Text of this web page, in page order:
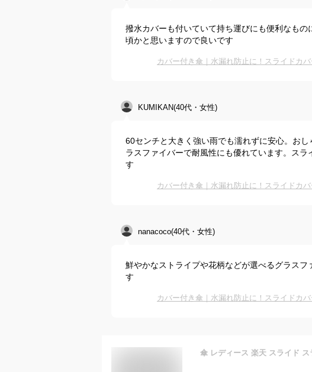
撥水カバーも付いていて持ち運びにも便利なも
頃かと思いますので良いです
カバー付き傘｜水漏れ防止に！スライドカ
KUMIKAN(40代・女性)
60センチと大きく強い雨でも濡れずに安心。お
ラスファイバーで耐風性にも優れています。ス
す
カバー付き傘｜水漏れ防止に！スライドカ
nanacoco(40代・女性)
鮮やかなストライプや花柄などが選べるグラス
す
カバー付き傘｜水漏れ防止に！スライドカ